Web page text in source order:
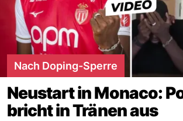
Nach Doping-Sperre
Neustart in Monaco:
bricht in Tränen aus